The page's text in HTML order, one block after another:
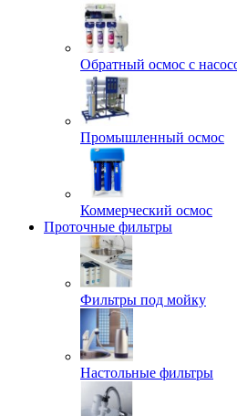
Обратный осмос с
Промышленный осмос
Коммерческий осмос
Проточные фильтры
Фильтры под мойку
Настольные фильтры